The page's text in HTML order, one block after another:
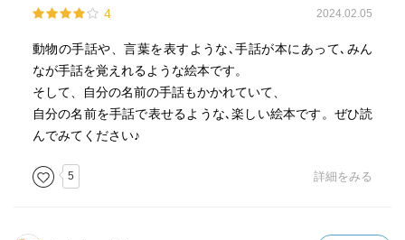
4 2024.02.05
動物の手話や、言葉を表すような､手話が本にあって､みん
なが手話を覚えれるような絵本です。
そして、自分の名前の手話もかかれていて、
自分の名前を手話で表せるような､楽しい絵本です。ぜひ読
んでみてください♪
5 詳細をみる